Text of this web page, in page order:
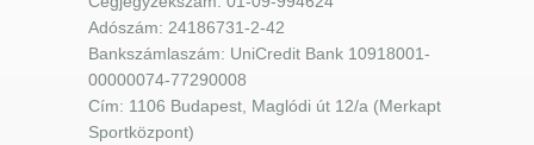
Adószám: 24186731-2-42
Bankszámlaszám: UniCredit Bank 10918001-
00000074-77290008
Cím: 1106 Budapest, Maglódi út 12/a (Merkapt
Sportközpont)